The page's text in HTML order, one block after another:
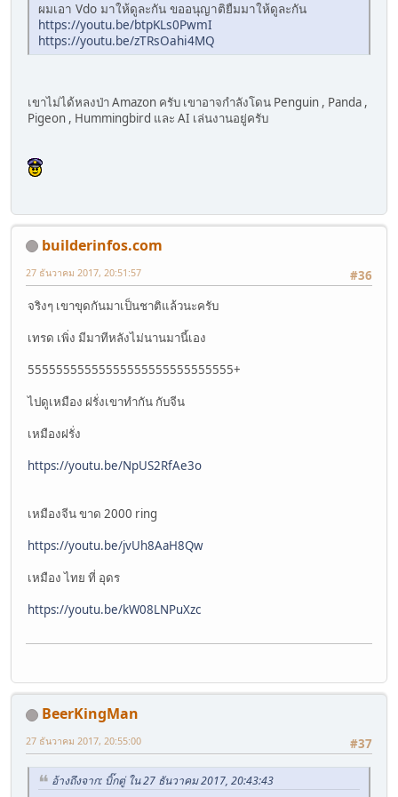
ผมเอา Vdo มาให้ดูละกัน ขออนุญาติยืมมาให้ดูละกัน
https://youtu.be/btpKLs0PwmI
https://youtu.be/zTRsOahi4MQ
เขาไม่ได้หลงป่า Amazon ครับ เขาอาจกำลังโดน Penguin , Panda ,
Pigeon , Hummingbird และ AI เล่นงานอยู่ครับ
builderinfos.com
#36
27 ธันวาคม 2017, 20:51:57
จริงๆ เขาขุดกันมาเป็นชาติแล้วนะครับ
เทรด เพิ่ง มีมาทีหลังไม่นานมานี้เอง
55555555555555555555555555555+
ไปดูเหมือง ฝรั่งเขาทำกัน กับจีน
เหมืองฝรั่ง
https://youtu.be/NpUS2RfAe3o
เหมืองจีน ขาด 2000 ring
https://youtu.be/jvUh8AaH8Qw
เหมือง ไทย ที่ อุดร
https://youtu.be/kW08LNPuXzc
BeerKingMan
#37
27 ธันวาคม 2017, 20:55:00
อ้างถึงจาก: บิ๊กตู่ ใน 27 ธันวาคม 2017, 20:43:43